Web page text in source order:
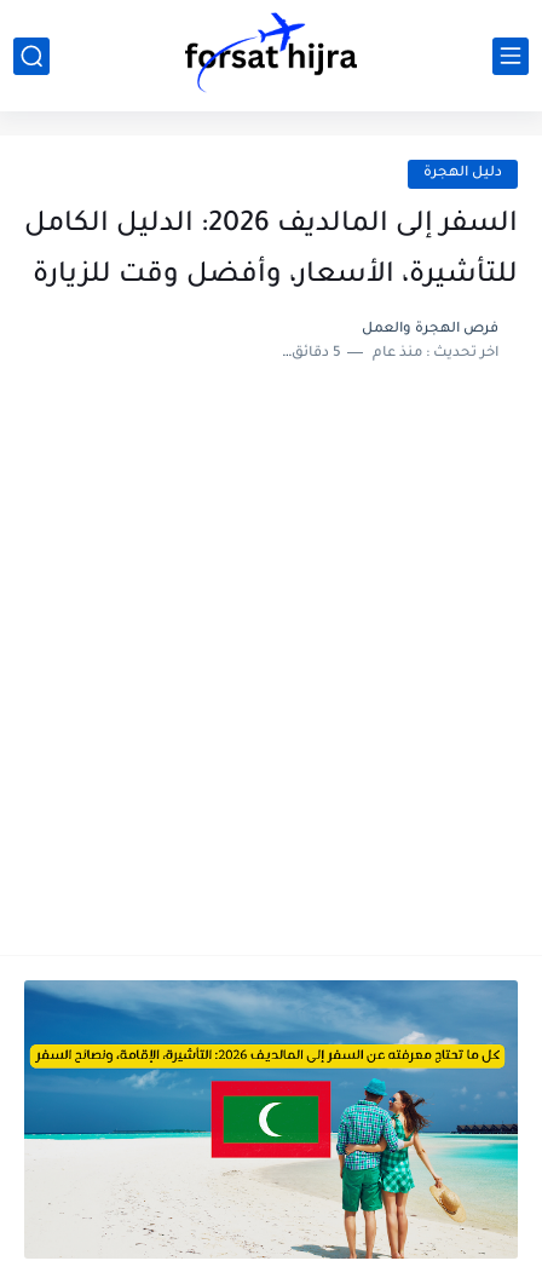
دليل الهجرة
السفر إلى المالديف 2026: الدليل الكامل
للتأشيرة، الأسعار، وأفضل وقت للزيارة
فرص الهجرة والعمل
اخر تحديث :منذ عام 5 دقائق للقراءة